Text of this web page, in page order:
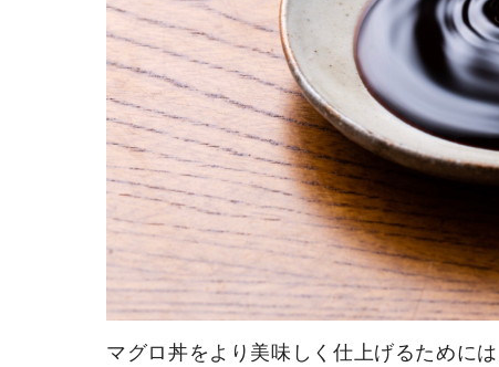
マグロ丼をより美味しく仕上げるために